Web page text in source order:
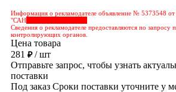
Информация о рекламодателе объявление № 5373548
"САН
Сведения о рекламодателе предоставляются по запросу
контролирующих органов.
Цена товара
281 ₽/ шт
Отправьте запрос, чтобы узнать
поставки
Под заказ Сроки поставки уточните у